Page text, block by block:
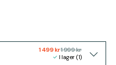
1 499 kr1 999 kr
I lager (1)